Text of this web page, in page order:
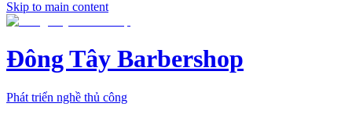
Skip to main content
Đông Tây Barbershop
Phát triển nghề thủ công